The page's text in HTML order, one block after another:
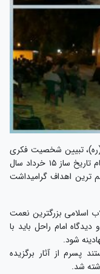
تبیین شخصیت فکری
و علمی ایشان، زنده نگه داشتن یاد و خاطره قیام تاریخ ساز ۱۵ خرداد سال
ترین اهداف گرامیداشت
اسلامی بزرگترین نعمت
امام راحل باید با
شود.
پسرم از آثار برگزیده
شد.